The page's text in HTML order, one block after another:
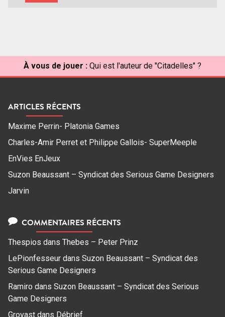
À vous de jouer : Qui est l'auteur de "Citadelles" ?
ARTICLES RÉCENTS
Maxime Perrin- Platonia Games
Charles-Amir Perret et Philippe Gallois- SuperMeeple
EnVies EnJeux
Suzon Beaussant – Syndicat des Serious Game Designers
Jarvin
COMMENTAIRES RÉCENTS
Thespios dans Thebes – Peter Prinz
LePionfesseur dans Suzon Beaussant – Syndicat des
Serious Game Designers
Ramiro dans Suzon Beaussant – Syndicat des Serious
Game Designers
Grovast dans Débrief